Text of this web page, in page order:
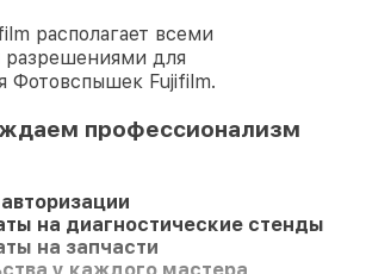
располагает всеми
для
Фотовспышек Fujifilm.
профессионализм
на диагностические стенды
на запчасти